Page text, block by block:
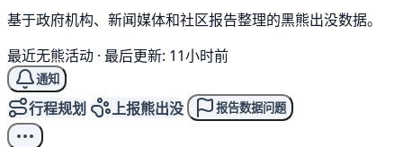
基于政府机构、新闻媒体和社区报告整理的黑熊出没数据。
最近无熊活动 · 最后更新: 11小时前
通知
行程规划 上报熊出没 报告数据问题